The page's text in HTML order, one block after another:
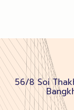
56/8 Soi